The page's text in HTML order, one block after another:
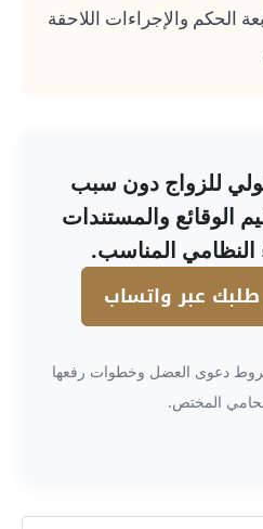
الحكم والإجراءات اللاحقة
للزواج دون سبب
الوقائع والمستندات
النظامي المناسب.
عبر واتساب
دعوى العضل وخطوات رفعها
المختص.